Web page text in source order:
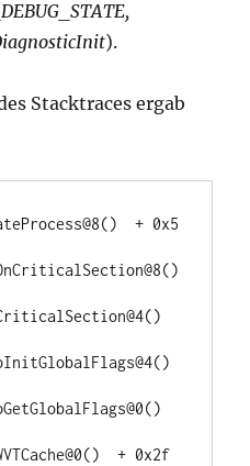
).
Stacktraces ergab
+ 0x5
+ 0x2f